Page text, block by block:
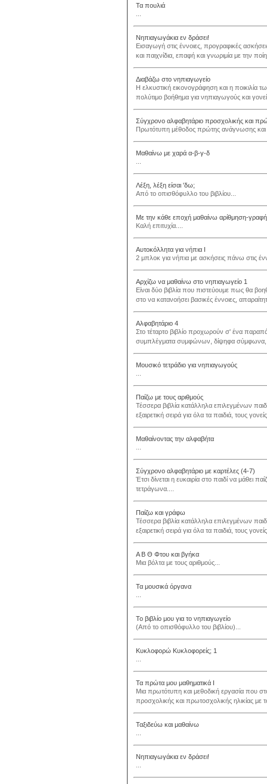
Τα πουλιά
Νηπιαγωγάκια εν δράσει!
Εισαγωγή στις έννοιες, προγραφικές
και παιχνίδια, επαφή και γνωριμία με την
Διαβάζω στο νηπιαγωγείο
Η ελκυστική εικονογράφηση και η
πολύτιμο βοήθημα για νηπιαγωγούς και
Σύγχρονο αλφαβητάριο προσχολικής και
Πρωτότυπη μέθοδος πρώτης ανάγνωσης και
Μαθαίνω με χαρά α-β-γ-δ
Λέξη, λέξη είσαι 'δω;
Από το οπισθόφυλλο του βιβλίου...
Με την κάθε εποχή μαθαίνω αρίθμηση-γραφή
Καλή επιτυχία....
Αυτοκόλλητα για νήπια Ι
2 μπλοκ για νήπια με ασκήσεις πάνω στις
Αρχίζω να μαθαίνω στο νηπιαγωγείο 1
Είναι δύο βιβλία που πιστεύουμε πως θα
στο να κατανοήσει βασικές έννοιες,
Αλφαβητάριο 4
Στο τέταρτο βιβλίο προχωρούν σ' ένα
συμπλέγματα συμφώνων, δίψηφα σύμφωνα,
Μουσικό τετράδιο για νηπιαγωγούς
Παίζω με τους αριθμούς
Τέσσερα βιβλία κατάλληλα επιλεγμένων
εξαιρετική σειρά για όλα τα παιδιά, τους
Μαθαίνοντας την αλφαβήτα
Σύγχρονο αλφαβητάριο με καρτέλες (4-7)
Έτσι δίνεται η ευκαιρία στο παιδί να μάθει
τετράγωνα....
Παίζω και γράφω
Τέσσερα βιβλία κατάλληλα επιλεγμένων
εξαιρετική σειρά για όλα τα παιδιά, τους
Α Β Θ Φτου και βγήκα
Μια βόλτα με τους αριθμούς...
Τα μουσικά όργανα
Το βιβλίο μου για το νηπιαγωγείο
(Από το οπισθόφυλλο του βιβλίου)...
Κυκλοφορώ Κυκλοφορείς; 1
Τα πρώτα μου μαθηματικά Ι
Μια πρωτότυπη και μεθοδική εργασία που
προσχολικής και πρωτοσχολικής ηλικίας με
Ταξιδεύω και μαθαίνω
Νηπιαγωγάκια εν δράσει!